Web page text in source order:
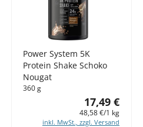
Power System 5K
Protein Shake Schoko
Nougat
360 g
17,49 €
48,58 €/1 kg
inkl. MwSt., zzgl. Versand